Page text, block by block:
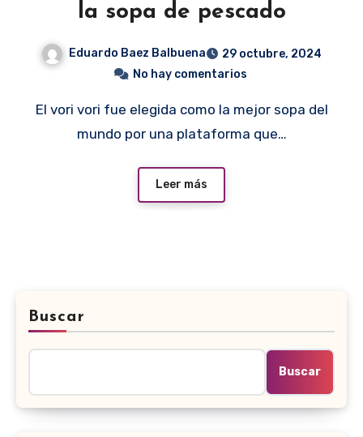
la sopa de pescado
Eduardo Baez Balbuena
29 octubre, 2024
No hay comentarios
El vori vori fue elegida como la mejor sopa del
mundo por una plataforma que…
Leer más
Buscar
Buscar